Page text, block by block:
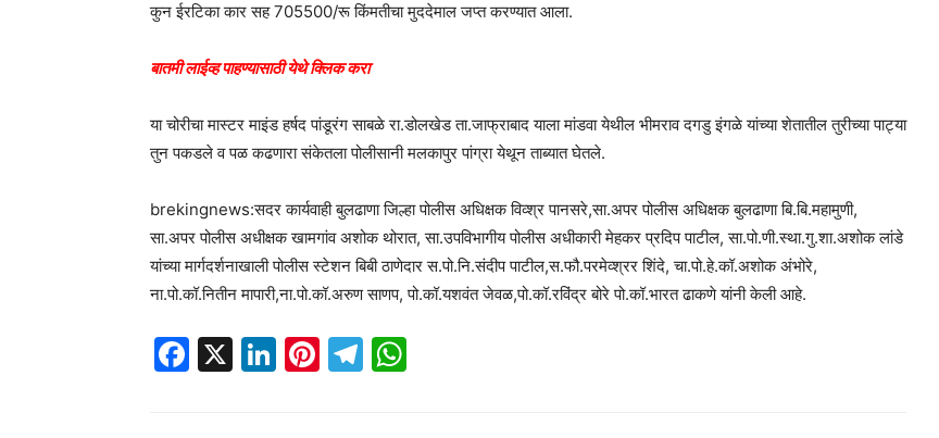
कुन ईरटिका कार सह 705500/रू किंमतीचा मुददेमाल जप्त करण्यात आला.
बातमी लाईव्ह पाहण्यासाठी येथे क्लिक करा
या चोरीचा मास्टर माइंड हर्षद पांडूरंग साबळे रा.डोलखेड ता.जाफ्राबाद याला मांडवा येथील भीमराव दगडु इंगळे यांच्या शेतातील तुरीच्या पाट्या
तुन पकडले व पळ कढणारा संकेतला पोलीसानी मलकापुर पांग्रा येथून ताब्यात घेतले.
brekingnews:सदर कार्यवाही बुलढाणा जिल्हा पोलीस अधिक्षक विव्श्र पानसरे,सा.अपर पोलीस अधिक्षक बुलढाणा बि.बि.महामुणी,
सा.अपर पोलीस अधीक्षक खामगांव अशोक थोरात, सा.उपविभागीय पोलीस अधीकारी मेहकर प्रदिप पाटील, सा.पो.णी.स्था.गु.शा.अशोक लांडे
यांच्या मार्गदर्शनाखाली पोलीस स्टेशन बिबी ठाणेदार स.पो.नि.संदीप पाटील,स.फौ.परमेव्श्रर शिंदे, चा.पो.हे.कॉ.अशोक अंभोरे,
ना.पो.कॉ.नितीन मापारी,ना.पो.कॉ.अरुण साणप, पो.कॉ.यशवंत जेवळ,पो.कॉ.रविंद्र बोरे पो.कॉ.भारत ढाकणे यांनी केली आहे.
Facebook
X LinkedIn
Pinterest
Telegram